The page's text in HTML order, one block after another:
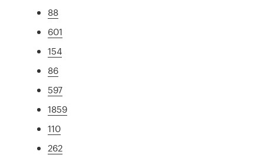
88
601
154
86
597
1859
110
262